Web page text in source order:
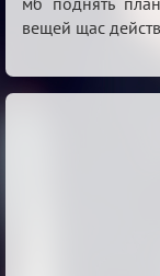
игроке
вещей щас